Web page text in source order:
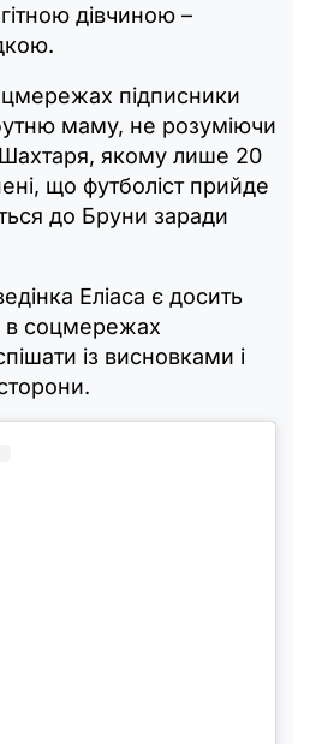
дівчиною –
підписники
маму, не розуміючи
Шахтаря, якому лише 20
що футболіст прийде
до Бруни заради
Еліаса є досить
соцмережах
із висновками і